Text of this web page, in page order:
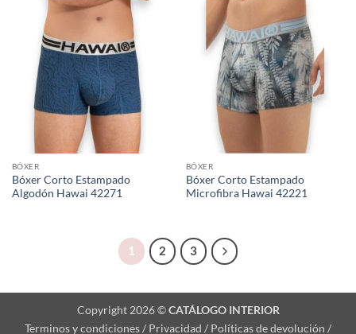
BÓXER
Bóxer Corto Estampado
Algodón Hawai 42271
BÓXER
Bóxer Corto Estampado
Microfibra Hawai 42221
1 2 3
Copyright 2026 ©CATÁLOGO INTERIOR
Terminos y condiciones / Privacidad / Políticas de devolución /